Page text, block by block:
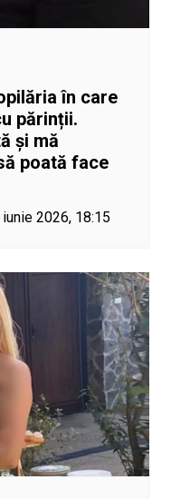
în care
părinții.
și mă
poată face
2026, 18:15